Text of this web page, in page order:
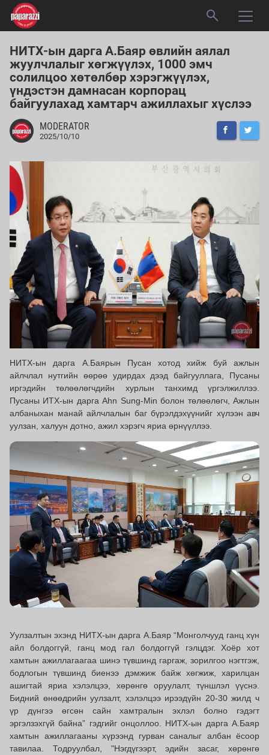
НИТХ-ын дарга А.Баяр өвлийн аялал
жуулчлалыг хөгжүүлэх, 1000 эмч
солилцоо хөтөлбөр хэрэгжүүлэх,
үндэстэн дамнасан корпорац
байгуулахад хамтарч ажиллахыг хүслээ
MODERATOR
2025/10/10
НИТХ-ын дарга А.Баярын Пусан хотод хийж буй ажлын
айлчлал нутгийн өөрөө удирдах дээд байгууллага, Пусаны
иргэдийн төлөөлөгчдийн хурлын танхимд үргэлжиллээ.
Пусаны ИТХ-ын дарга Ahn Sung‑Min болон төлөөлөгч, Ажлын
албаныхан манай айлчлалын баг бүрэлдэхүүнийг хүлээн авч
уулзан, халуун дотно, ажил хэрэгч яриа өрнүүллээ.
Уулзалтын эхэнд НИТХ-ын дарга А.Баяр “Монголчууд ганц хүн
айл болдоггүй, ганц мод гал болдоггүй гэлцдэг. Хоёр хот
хамтын ажиллагаагаа шинэ түвшинд гаргаж, зорилгоо нэгтгэж,
бодлогын түвшинд биенээ дэмжиж байж хөгжиж, харилцан
ашигтай яриа хэлэлцээ, хөрөнгө оруулалт, түншлэл үүснэ.
Бидний өнөөдрийн уулзалт, хэлэлцээ ирээдүйн 20-30 жилд ч
үр дүнгээ өгсөн сайн хамтралын эхлэл болно гэдэгт
эргэлзэхгүй байна” гэдгийг онцоллоо. НИТХ-ын дарга А.Баяр
хамтын ажиллагааны хүрээнд гурван саналыг албан ёсоор
тавилаа. Тодруулбал, "Нэгдүгээрт, эдийн засаг, хөрөнгө